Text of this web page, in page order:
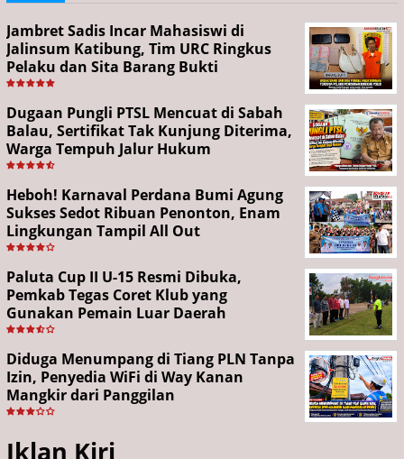
Jambret Sadis Incar Mahasiswi di
Jalinsum Katibung, Tim URC Ringkus
Pelaku dan Sita Barang Bukti
Dugaan Pungli PTSL Mencuat di Sabah
Balau, Sertifikat Tak Kunjung Diterima,
Warga Tempuh Jalur Hukum
Heboh! Karnaval Perdana Bumi Agung
Sukses Sedot Ribuan Penonton, Enam
Lingkungan Tampil All Out
Paluta Cup II U-15 Resmi Dibuka,
Pemkab Tegas Coret Klub yang
Gunakan Pemain Luar Daerah
Diduga Menumpang di Tiang PLN Tanpa
Izin, Penyedia WiFi di Way Kanan
Mangkir dari Panggilan
Iklan Kiri